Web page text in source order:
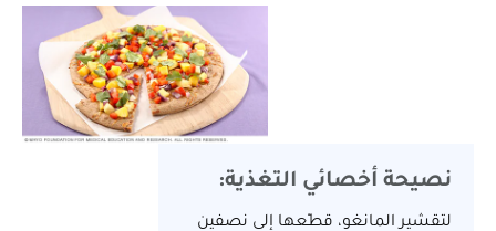
نصيحة أخصائي التغذية:
لتقشير المانغو، قطّعها إلى نصفين